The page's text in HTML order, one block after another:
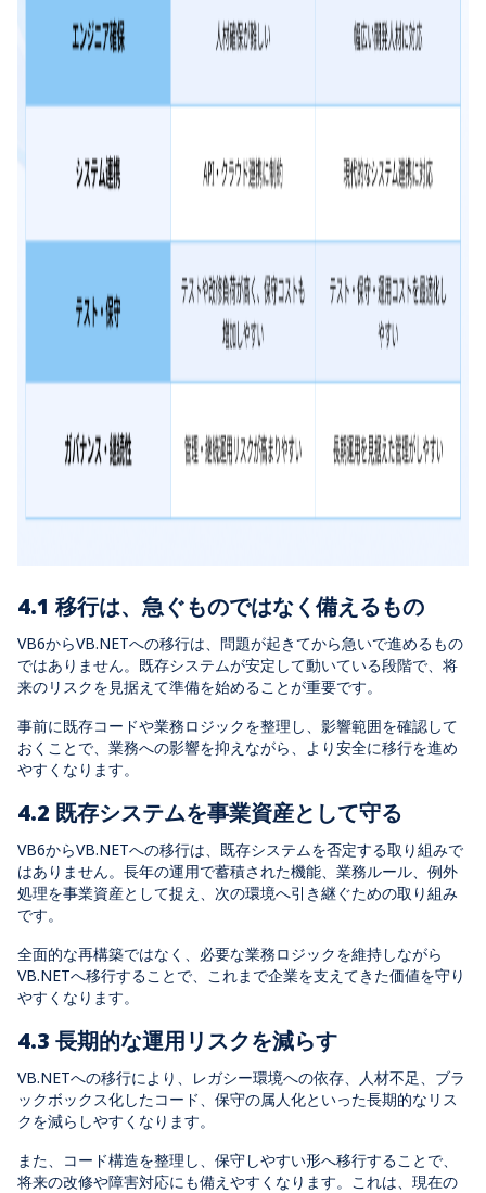
4.1 移行は、急ぐものではなく備えるもの
VB6からVB.NETへの移行は、問題が起きてから急いで進めるもの
ではありません。既存システムが安定して動いている段階で、将
来のリスクを見据えて準備を始めることが重要です。
事前に既存コードや業務ロジックを整理し、影響範囲を確認して
おくことで、業務への影響を抑えながら、より安全に移行を進め
やすくなります。
4.2 既存システムを事業資産として守る
VB6からVB.NETへの移行は、既存システムを否定する取り組みで
はありません。長年の運用で蓄積された機能、業務ルール、例外
処理を事業資産として捉え、次の環境へ引き継ぐための取り組み
です。
全面的な再構築ではなく、必要な業務ロジックを維持しながら
VB.NETへ移行することで、これまで企業を支えてきた価値を守り
やすくなります。
4.3 長期的な運用リスクを減らす
VB.NETへの移行により、レガシー環境への依存、人材不足、ブラ
ックボックス化したコード、保守の属人化といった長期的なリス
クを減らしやすくなります。
また、コード構造を整理し、保守しやすい形へ移行することで、
将来の改修や障害対応にも備えやすくなります。これは、現在の